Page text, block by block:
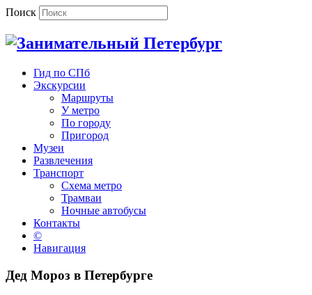
Поиск
Гид по СПб
Экскурсии
Маршруты
У метро
По городу
Пригород
Музеи
Развлечения
Транспорт
Схема метро
Трамваи
Ночные автобусы
Контакты
©
Навигация
Дед Мороз в Петербурге